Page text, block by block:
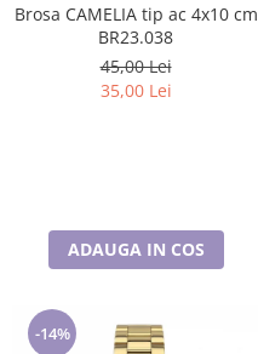
Brosa CAMELIA tip ac 4x10 cm
BR23.038
45,00 Lei
35,00 Lei
ADAUGA IN COS
-14%